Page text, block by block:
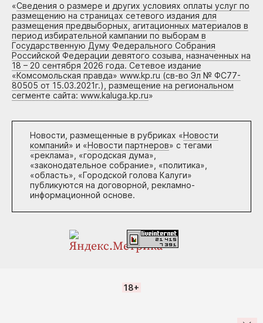
«Сведения о размере и других условиях оплаты услуг по
размещению на страницах сетевого издания для
размещения предвыборных, агитационных материалов в
период избирательной кампании по выборам в
Государственную Думу Федерального Собрания
Российской Федерации девятого созыва, назначенных на
18 – 20 сентября 2026 года. Сетевое издание
«Комсомольская правда» www.kp.ru (св-во Эл № ФС77-
80505 от 15.03.2021г.), размещение на региональном
сегменте сайта: www.kaluga.kp.ru»
Новости, размещенные в рубриках «Новости
компаний» и «Новости партнеров» с тегами
«реклама», «городская дума»,
«законодательное собрание», «политика»,
«область», «Городской голова Калуги»
публикуются на договорной, рекламно-
информационной основе.
18+